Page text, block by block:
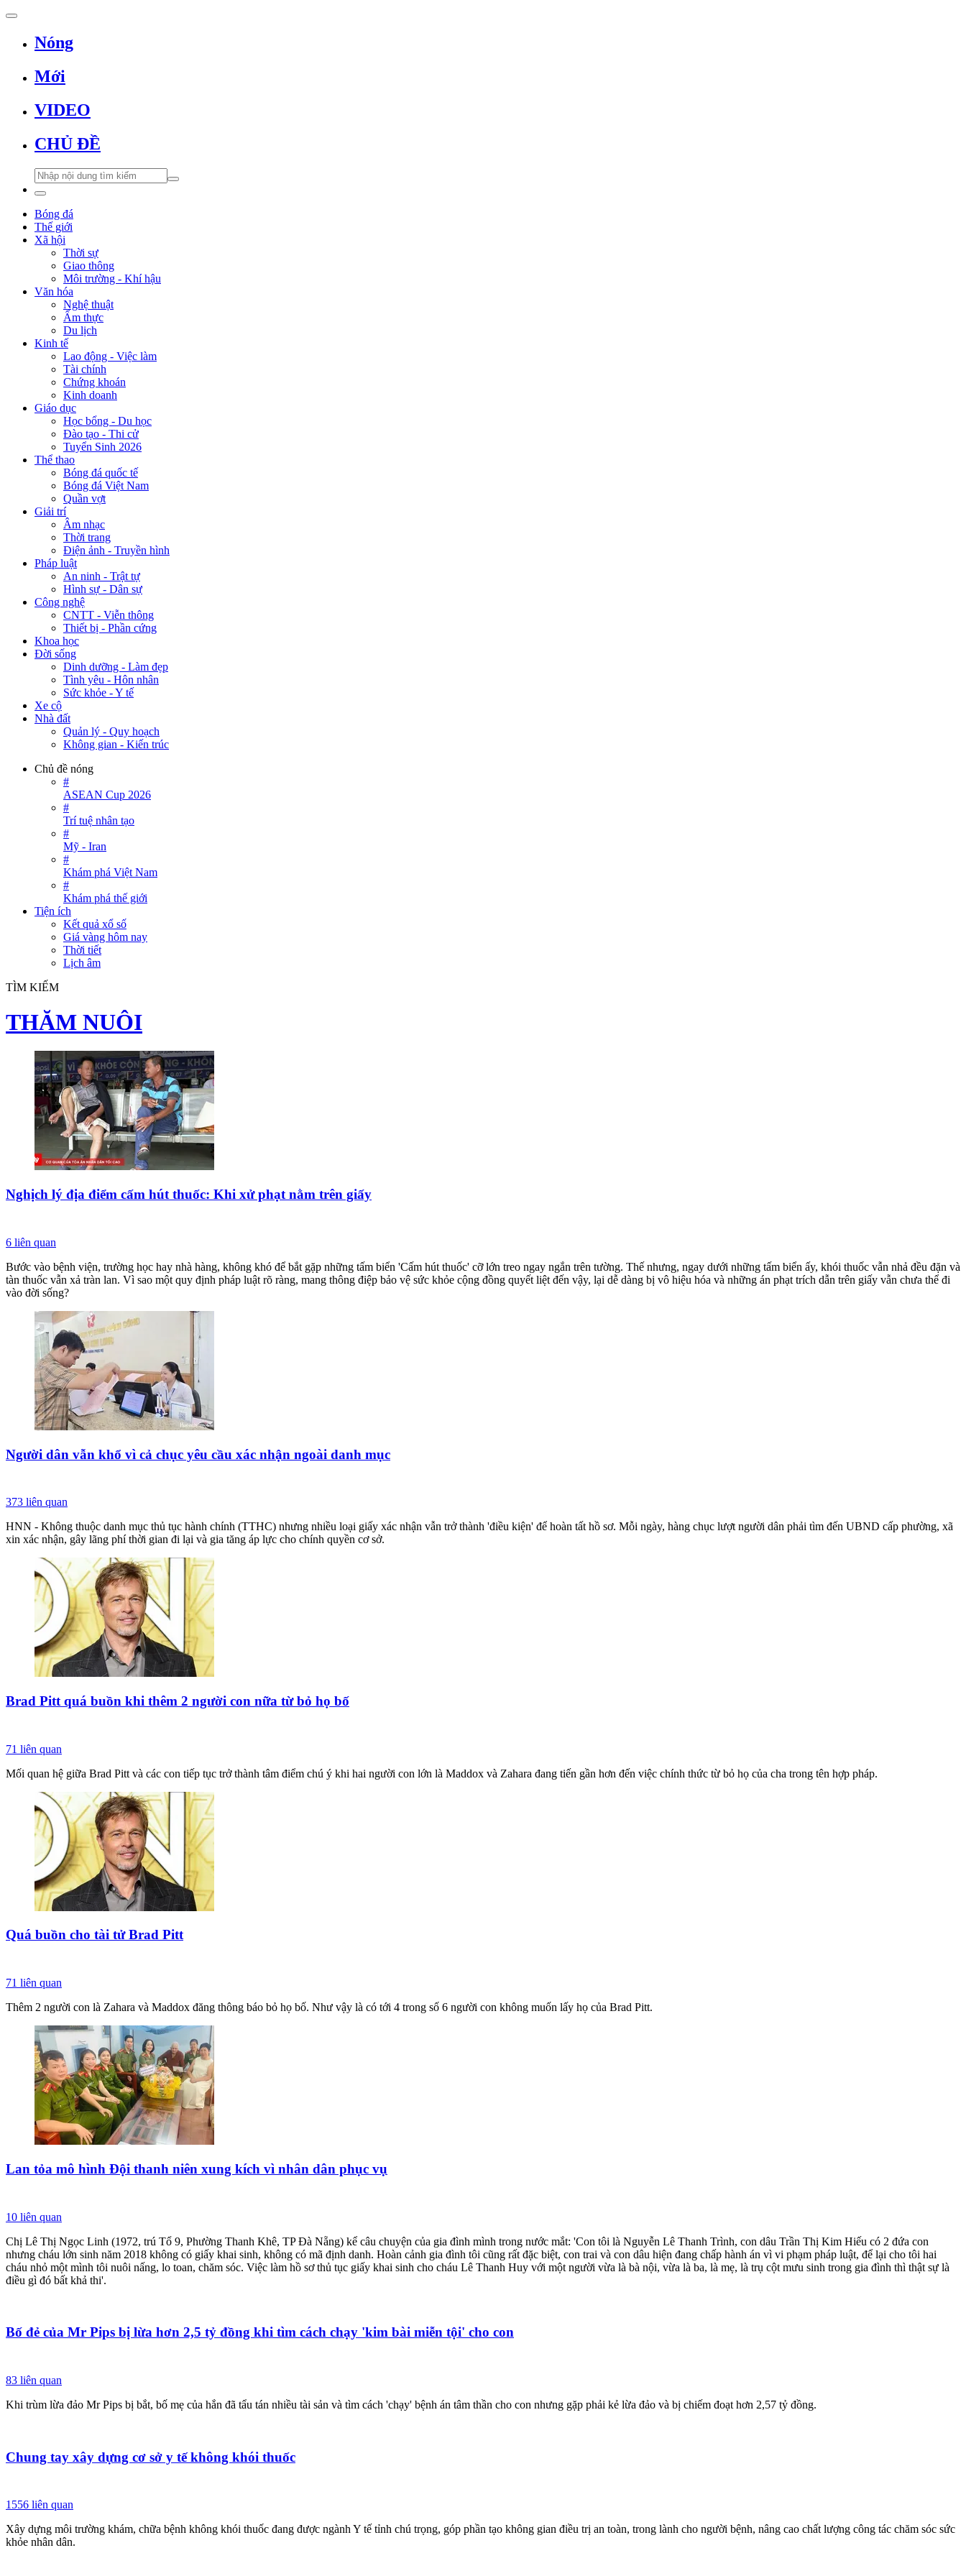
Nóng
Mới
VIDEO
CHỦ ĐỀ
Bóng đá
Thế giới
Xã hội
Thời sự
Giao thông
Môi trường - Khí hậu
Văn hóa
Nghệ thuật
Ẩm thực
Du lịch
Kinh tế
Lao động - Việc làm
Tài chính
Chứng khoán
Kinh doanh
Giáo dục
Học bổng - Du học
Đào tạo - Thi cử
Tuyển Sinh 2026
Thể thao
Bóng đá quốc tế
Bóng đá Việt Nam
Quần vợt
Giải trí
Âm nhạc
Thời trang
Điện ảnh - Truyền hình
Pháp luật
An ninh - Trật tự
Hình sự - Dân sự
Công nghệ
CNTT - Viễn thông
Thiết bị - Phần cứng
Khoa học
Đời sống
Dinh dưỡng - Làm đẹp
Tình yêu - Hôn nhân
Sức khỏe - Y tế
Xe cộ
Nhà đất
Quản lý - Quy hoạch
Không gian - Kiến trúc
Chủ đề nóng
#
ASEAN Cup 2026
#
Trí tuệ nhân tạo
#
Mỹ - Iran
#
Khám phá Việt Nam
#
Khám phá thế giới
Tiện ích
Kết quả xổ số
Giá vàng hôm nay
Thời tiết
Lịch âm
TÌM KIẾM
THĂM NUÔI
Nghịch lý địa điểm cấm hút thuốc: Khi xử phạt nằm trên giấy
6 liên quan
Bước vào bệnh viện, trường học hay nhà hàng, không khó để bắt gặp những tấm biển 'Cấm hút thuốc' cỡ lớn treo ngay ngắn trên tường. Thế nhưng, ngay dưới những tấm biển ấy, khói thuốc vẫn nhả đều đặn và
tàn thuốc vẫn xả tràn lan. Vì sao một quy định pháp luật rõ ràng, mang thông điệp bảo vệ sức khỏe cộng đồng quyết liệt đến vậy, lại dễ dàng bị vô hiệu hóa và những án phạt trích dẫn trên giấy vẫn chưa thể đi
vào đời sống?
Người dân vẫn khổ vì cả chục yêu cầu xác nhận ngoài danh mục
373 liên quan
HNN - Không thuộc danh mục thủ tục hành chính (TTHC) nhưng nhiều loại giấy xác nhận vẫn trở thành 'điều kiện' để hoàn tất hồ sơ. Mỗi ngày, hàng chục lượt người dân phải tìm đến UBND cấp phường, xã
xin xác nhận, gây lãng phí thời gian đi lại và gia tăng áp lực cho chính quyền cơ sở.
Brad Pitt quá buồn khi thêm 2 người con nữa từ bỏ họ bố
71 liên quan
Mối quan hệ giữa Brad Pitt và các con tiếp tục trở thành tâm điểm chú ý khi hai người con lớn là Maddox và Zahara đang tiến gần hơn đến việc chính thức từ bỏ họ của cha trong tên hợp pháp.
Quá buồn cho tài tử Brad Pitt
71 liên quan
Thêm 2 người con là Zahara và Maddox đăng thông báo bỏ họ bố. Như vậy là có tới 4 trong số 6 người con không muốn lấy họ của Brad Pitt.
Lan tỏa mô hình Đội thanh niên xung kích vì nhân dân phục vụ
10 liên quan
Chị Lê Thị Ngọc Linh (1972, trú Tổ 9, Phường Thanh Khê, TP Đà Nẵng) kể câu chuyện của gia đình mình trong nước mắt: 'Con tôi là Nguyễn Lê Thanh Trình, con dâu Trần Thị Kim Hiếu có 2 đứa con
nhưng cháu lớn sinh năm 2018 không có giấy khai sinh, không có mã định danh. Hoàn cảnh gia đình tôi cũng rất đặc biệt, con trai và con dâu hiện đang chấp hành án vì vi phạm pháp luật, để lại cho tôi hai
cháu nhỏ một mình tôi nuôi nấng, lo toan, chăm sóc. Việc làm hồ sơ thủ tục giấy khai sinh cho cháu Lê Thanh Huy với một người vừa là bà nội, vừa là ba, là mẹ, là trụ cột mưu sinh trong gia đình thì thật sự là
điều gì đó bất khả thi'.
Bố đẻ của Mr Pips bị lừa hơn 2,5 tỷ đồng khi tìm cách chạy 'kim bài miễn tội' cho con
83 liên quan
Khi trùm lừa đảo Mr Pips bị bắt, bố mẹ của hắn đã tẩu tán nhiều tài sản và tìm cách 'chạy' bệnh án tâm thần cho con nhưng gặp phải kẻ lừa đảo và bị chiếm đoạt hơn 2,57 tỷ đồng.
Chung tay xây dựng cơ sở y tế không khói thuốc
1556 liên quan
Xây dựng môi trường khám, chữa bệnh không khói thuốc đang được ngành Y tế tỉnh chú trọng, góp phần tạo không gian điều trị an toàn, trong lành cho người bệnh, nâng cao chất lượng công tác chăm sóc sức
khỏe nhân dân.